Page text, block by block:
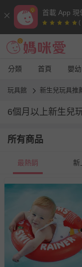
首載 App 現
(
分類 首頁 嬰幼
玩具館 新生兒玩具推
6個月以上新生兒
看看前輩媽媽怎麼挑！
所有商品
最熱銷 新